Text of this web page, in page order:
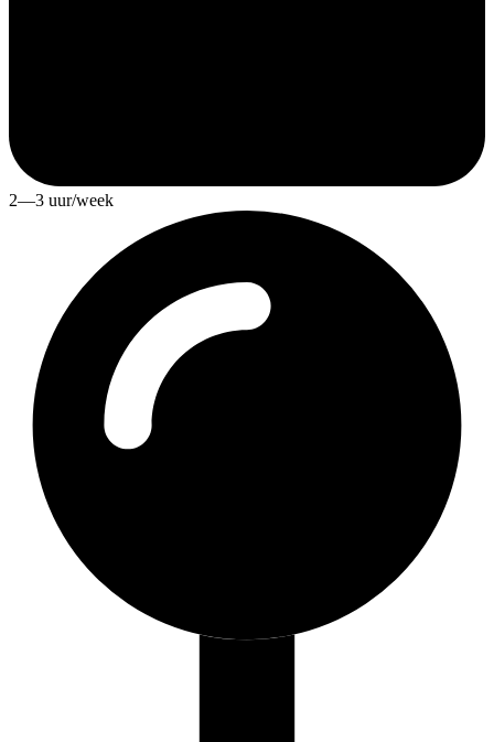
2—3 uur/week